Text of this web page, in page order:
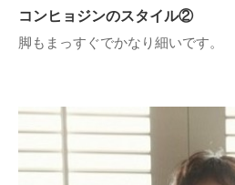
コンヒョジンのスタイル②
脚もまっすぐでかなり細いです。